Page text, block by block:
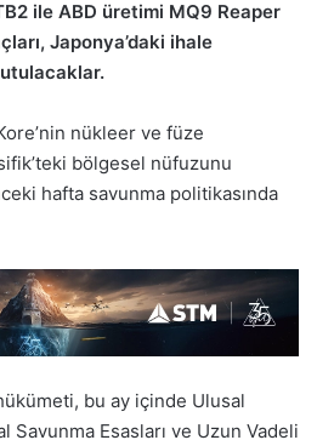
ile ABD üretimi MQ9 Reaper
Japonya’daki ihale
nükleer ve füze
bölgesel nüfuzunu
hafta savunma politikasında
bu ay içinde Ulusal
Savunma Esasları ve Uzun Vadeli